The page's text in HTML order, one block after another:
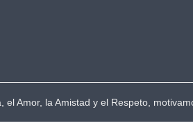
el Amor, la Amistad y el Respeto,